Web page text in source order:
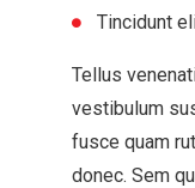
Tincidunt
Tellus
vestibulum
fusce quam
donec. Sem